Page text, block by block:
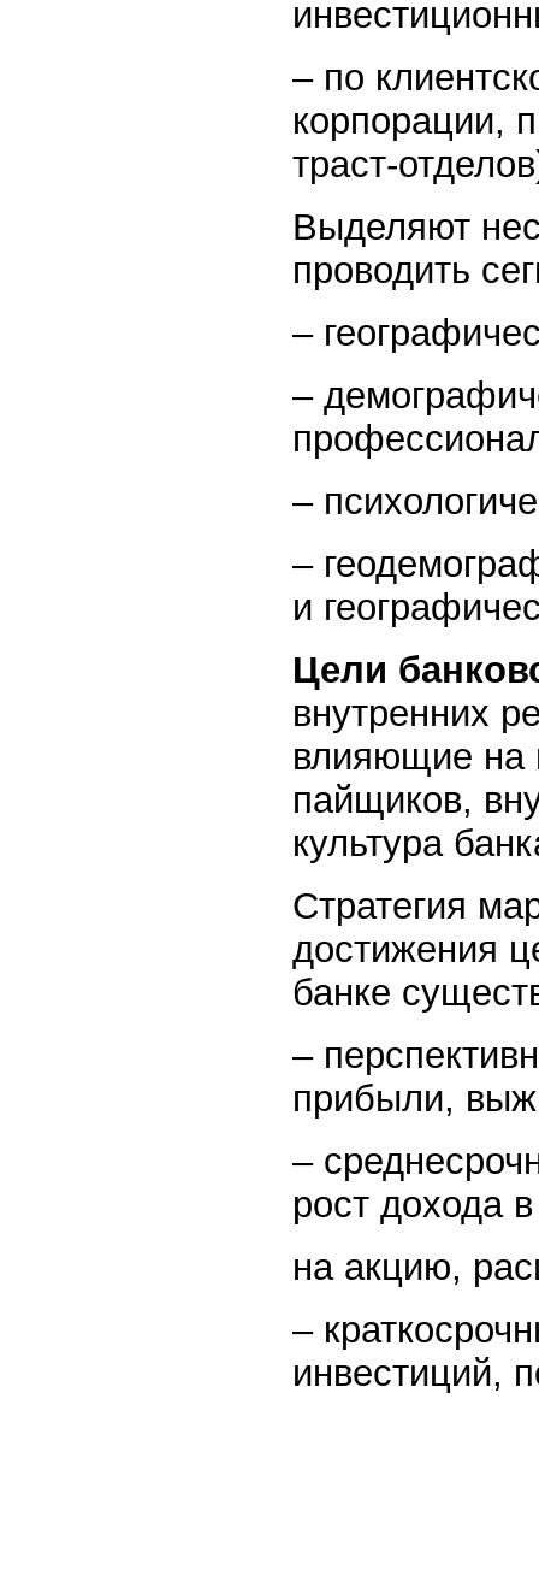
– по
корпорации,
траст-
Выделяют
проводить
–
–
–
–
и
Цели
внутренних
влияющие на
пайщиков,
культура
Стратегия
достижения
банке
–
прибыли,
–
рост дохода
на акцию,
–
инвестиций,